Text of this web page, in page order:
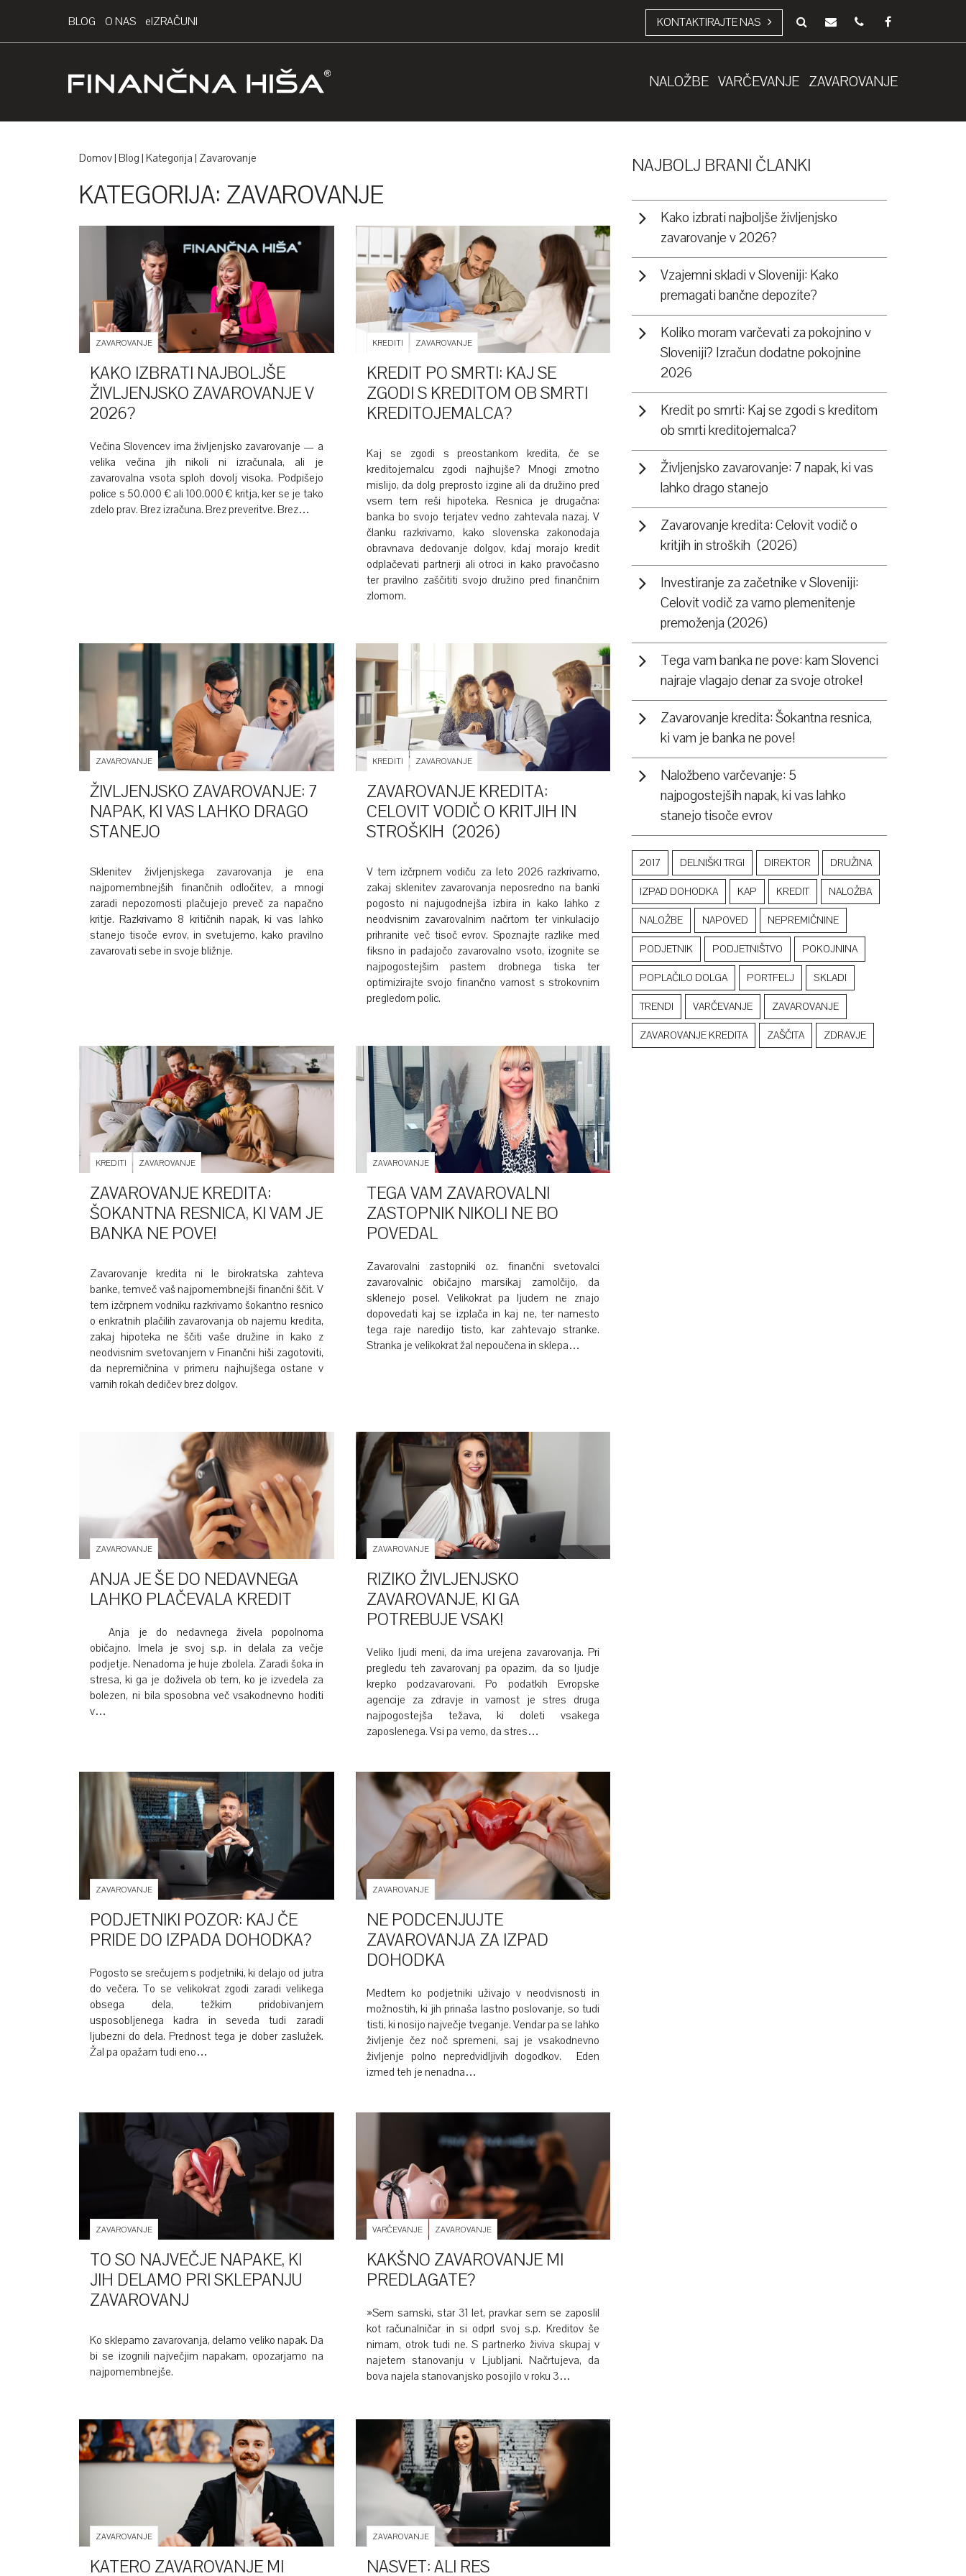
BLOG O NAS EIZRAČUNI KONTAKTIRAJTE NAS
NALOŽBE VARČEVANJE ZAVAROVANJE
Domov Blog Kategorija Zavarovanje
KATEGORIJA: ZAVAROVANJE
ZAVAROVANJE
KAKO IZBRATI NAJBOLJŠE
ŽIVLJENJSKO ZAVAROVANJE V
2026?
Večina Slovencev ima življenjsko zavarovanje — a
velika večina jih nikoli ni izračunala, ali je
zavarovalna vsota sploh dovolj visoka. Podpišejo
police s 50.000 € ali 100.000 € kritja, ker se je tako
zdelo prav. Brez izračuna. Brez preveritve. Brez…
KREDITI ZAVAROVANJE
KREDIT PO SMRTI: KAJ SE
ZGODI S KREDITOM OB SMRTI
KREDITOJEMALCA?
Kaj se zgodi s preostankom kredita, če se
kreditojemalcu zgodi najhujše? Mnogi zmotno
mislijo, da dolg preprosto izgine ali da družino pred
vsem tem reši hipoteka. Resnica je drugačna:
banka bo svojo terjatev vedno zahtevala nazaj. V
članku razkrivamo, kako slovenska zakonodaja
obravnava dedovanje dolgov, kdaj morajo kredit
odplačevati partnerji ali otroci in kako pravočasno
ter pravilno zaščititi svojo družino pred finančnim
zlomom.
ZAVAROVANJE
ŽIVLJENJSKO ZAVAROVANJE: 7
NAPAK, KI VAS LAHKO DRAGO
STANEJO
Sklenitev življenjskega zavarovanja je ena
najpomembnejših finančnih odločitev, a mnogi
zaradi nepozornosti plačujejo preveč za napačno
kritje. Razkrivamo 8 kritičnih napak, ki vas lahko
stanejo tisoče evrov, in svetujemo, kako pravilno
zavarovati sebe in svoje bližnje.
KREDITI ZAVAROVANJE
ZAVAROVANJE KREDITA:
CELOVIT VODIČ O KRITJIH IN
STROŠKIH (2026)
V tem izčrpnem vodiču za leto 2026 razkrivamo,
zakaj sklenitev zavarovanja neposredno na banki
pogosto ni najugodnejša izbira in kako lahko z
neodvisnim zavarovalnim načrtom ter vinkulacijo
prihranite več tisoč evrov. Spoznajte razlike med
fiksno in padajočo zavarovalno vsoto, izognite se
najpogostejšim pastem drobnega tiska ter
optimizirajte svojo finančno varnost s strokovnim
pregledom polic.
KREDITI ZAVAROVANJE
ZAVAROVANJE KREDITA:
ŠOKANTNA RESNICA, KI VAM JE
BANKA NE POVE!
Zavarovanje kredita ni le birokratska zahteva
banke, temveč vaš najpomembnejši finančni ščit. V
tem izčrpnem vodniku razkrivamo šokantno resnico
o enkratnih plačilih zavarovanja ob najemu kredita,
zakaj hipoteka ne ščiti vaše družine in kako z
neodvisnim svetovanjem v Finančni hiši zagotoviti,
da nepremičnina v primeru najhujšega ostane v
varnih rokah dedičev brez dolgov.
ZAVAROVANJE
TEGA VAM ZAVAROVALNI
ZASTOPNIK NIKOLI NE BO
POVEDAL
Zavarovalni zastopniki oz. finančni svetovalci
zavarovalnic običajno marsikaj zamolčijo, da
sklenejo posel. Velikokrat pa ljudem ne znajo
dopovedati kaj se izplača in kaj ne, ter namesto
tega raje naredijo tisto, kar zahtevajo stranke.
Stranka je velikokrat žal nepoučena in sklepa…
ZAVAROVANJE
ANJA JE ŠE DO NEDAVNEGA
LAHKO PLAČEVALA KREDIT
Anja je do nedavnega živela popolnoma
običajno. Imela je svoj s.p. in delala za večje
podjetje. Nenadoma je huje zbolela. Zaradi šoka in
stresa, ki ga je doživela ob tem, ko je izvedela za
bolezen, ni bila sposobna več vsakodnevno hoditi
v…
ZAVAROVANJE
RIZIKO ŽIVLJENJSKO
ZAVAROVANJE, KI GA
POTREBUJE VSAK!
Veliko ljudi meni, da ima urejena zavarovanja. Pri
pregledu teh zavarovanj pa opazim, da so ljudje
krepko podzavarovani. Po podatkih Evropske
agencije za zdravje in varnost je stres druga
najpogostejša težava, ki doleti vsakega
zaposlenega. Vsi pa vemo, da stres…
ZAVAROVANJE
PODJETNIKI POZOR: KAJ ČE
PRIDE DO IZPADA DOHODKA?
Pogosto se srečujem s podjetniki, ki delajo od jutra
do večera. To se velikokrat zgodi zaradi velikega
obsega dela, težkim pridobivanjem
usposobljenega kadra in seveda tudi zaradi
ljubezni do dela. Prednost tega je dober zaslužek.
Žal pa opažam tudi eno…
ZAVAROVANJE
NE PODCENJUJTE
ZAVAROVANJA ZA IZPAD
DOHODKA
Medtem ko podjetniki uživajo v neodvisnosti in
možnostih, ki jih prinaša lastno poslovanje, so tudi
tisti, ki nosijo največje tveganje. Vendar pa se lahko
življenje čez noč spremeni, saj je vsakodnevno
življenje polno nepredvidljivih dogodkov. Eden
izmed teh je nenadna…
ZAVAROVANJE
TO SO NAJVEČJE NAPAKE, KI
JIH DELAMO PRI SKLEPANJU
ZAVAROVANJ
Ko sklepamo zavarovanja, delamo veliko napak. Da
bi se izognili največjim napakam, opozarjamo na
najpomembnejše.
VARČEVANJE ZAVAROVANJE
KAKŠNO ZAVAROVANJE MI
PREDLAGATE?
»Sem samski, star 31 let, pravkar sem se zaposlil
kot računalničar in si odprl svoj s.p. Kreditov še
nimam, otrok tudi ne. S partnerko živiva skupaj v
najetem stanovanju v Ljubljani. Načrtujeva, da
bova najela stanovanjsko posojilo v roku 3…
ZAVAROVANJE
KATERO ZAVAROVANJE MI
ZAVAROVANJE
NASVET: ALI RES
NAJBOLJ BRANI ČLANKI
Kako izbrati najboljše življenjsko
zavarovanje v 2026?
Vzajemni skladi v Sloveniji: Kako
premagati bančne depozite?
Koliko moram varčevati za pokojnino v
Sloveniji? Izračun dodatne pokojnine
2026
Kredit po smrti: Kaj se zgodi s kreditom
ob smrti kreditojemalca?
Življenjsko zavarovanje: 7 napak, ki vas
lahko drago stanejo
Zavarovanje kredita: Celovit vodič o
kritjih in stroških (2026)
Investiranje za začetnike v Sloveniji:
Celovit vodič za varno plemenitenje
premoženja (2026)
Tega vam banka ne pove: kam Slovenci
najraje vlagajo denar za svoje otroke!
Zavarovanje kredita: Šokantna resnica,
ki vam je banka ne pove!
Naložbeno varčevanje: 5
najpogostejših napak, ki vas lahko
stanejo tisoče evrov
2017 DELNIŠKI TRGI DIREKTOR DRUŽINA
IZPAD DOHODKA KAP KREDIT NALOŽBA
NALOŽBE NAPOVED NEPREMIČNINE
PODJETNIK PODJETNIŠTVO POKOJNINA
POPLAČILO DOLGA PORTFELJ SKLADI
TRENDI VARČEVANJE ZAVAROVANJE
ZAVAROVANJE KREDITA ZAŠČITA ZDRAVJE